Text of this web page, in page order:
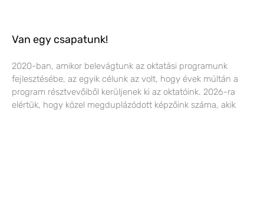
Van egy csapatunk!
2020-ban, amikor belevágtunk az oktatási programunk
fejlesztésébe, az egyik célunk az volt, hogy évek múltán a
program résztvevőiből kerüljenek ki az oktatóink. 2026-ra
elértük, hogy közel megduplázódott képzőink száma, akik